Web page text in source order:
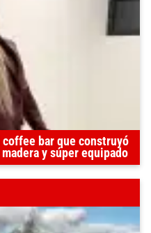
bar que construyó
y súper equipado